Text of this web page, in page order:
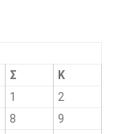
Σ
Κ
1
2
8
9